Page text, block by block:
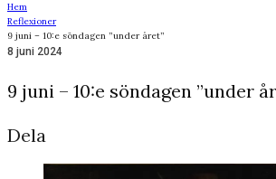
Hem
Reflexioner
9 juni – 10:e söndagen ”under året”
8 juni 2024
9 juni – 10:e söndagen ”under
Dela